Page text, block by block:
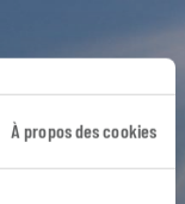
À propos des cookies
en 1